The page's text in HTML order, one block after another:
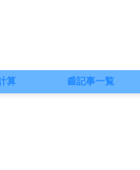
算 📰記事一覧